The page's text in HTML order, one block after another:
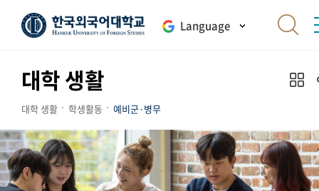
Language
대학 생활
대학 생활 학생활동 예비군·병무